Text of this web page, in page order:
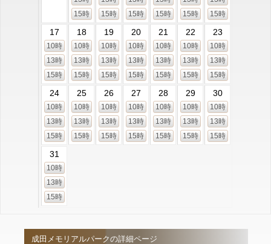
15時
15時
15時
15時
15時
15時
17
10時
13時
15時
18
10時
13時
15時
19
10時
13時
15時
20
10時
13時
15時
21
10時
13時
15時
22
10時
13時
15時
23
10時
13時
15時
24
10時
13時
15時
25
10時
13時
15時
26
10時
13時
15時
27
10時
13時
15時
28
10時
13時
15時
29
10時
13時
15時
30
10時
13時
15時
31
10時
13時
15時
成田メモリアルパークの詳細ページ